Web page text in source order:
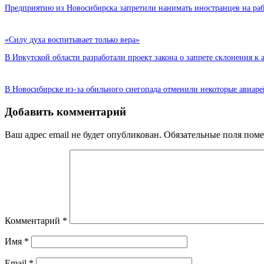
Предприятию из Новосибирска запретили нанимать иностранцев на
«Силу духа воспитывает только вера»
В Иркутской области разработали проект закона о запрете склонения к
В Новосибирске из-за обильного снегопада отменили некоторые
Добавить комментарий
Ваш адрес email не будет опубликован. Обязательные поля
Комментарий *
Имя *